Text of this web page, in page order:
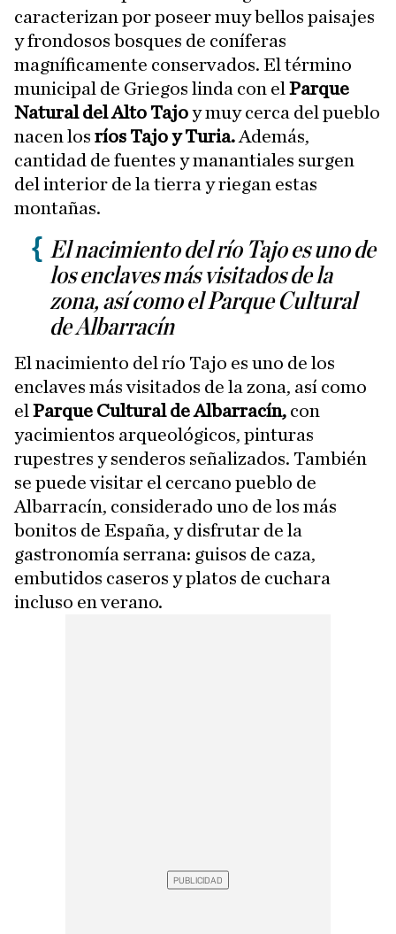
caracterizan por poseer muy bellos paisajes
y frondosos bosques de coníferas
magníficamente conservados. El término
municipal de Griegos linda con elParque
Natural del Alto Tajoy muy cerca del pueblo
nacen los ríos Tajo y Turia.Además,
cantidad de fuentes y manantiales surgen
del interior de la tierra y riegan estas
montañas.
El nacimiento del río Tajo es uno de
los enclaves más visitados de la
zona, así como el Parque Cultural
de Albarracín
El nacimiento del río Tajo es uno de los
enclaves más visitados de la zona, así como
elParque Cultural de Albarracín, con
yacimientos arqueológicos, pinturas
rupestres y senderos señalizados. También
se puede visitar el cercano pueblo de
Albarracín, considerado uno de los más
bonitos de España, y disfrutar de la
gastronomía serrana: guisos de caza,
embutidos caseros y platos de cuchara
incluso en verano.